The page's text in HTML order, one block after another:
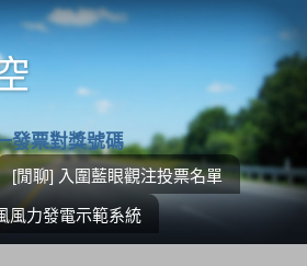
發票對獎號碼
[閒聊] 入圍藍眼觀注投票名單
風力發電示範系統